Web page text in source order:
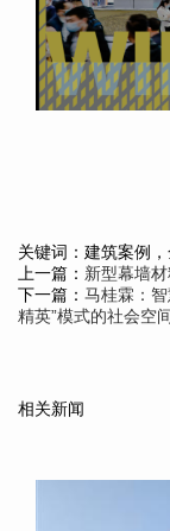
关键词：建筑案例
上一篇： 新型幕墙
下一篇： 马桂霖：
精英”模式的社会空
相关新闻